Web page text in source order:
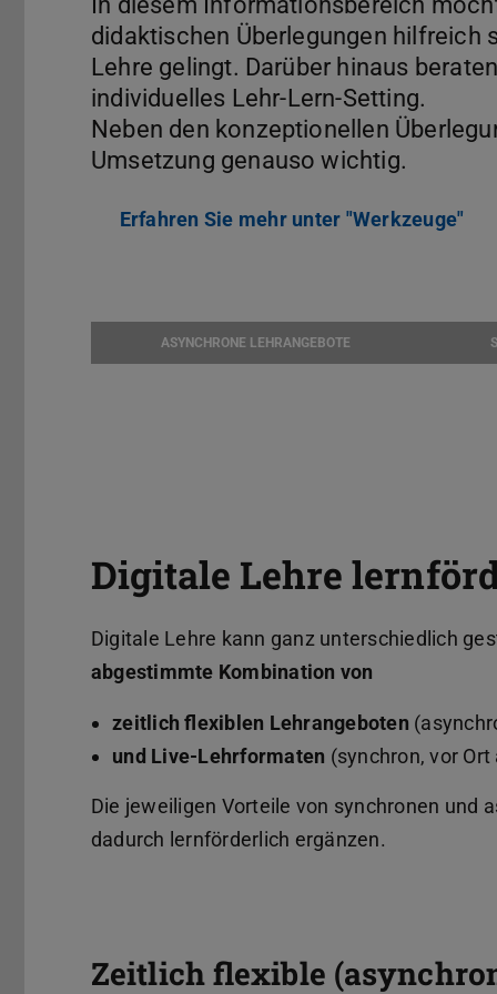
didaktischen Überlegungen hilfreich
Lehre gelingt. Darüber hinaus
individuelles Lehr-Lern-Setting.
Neben den konzeptionellen
Umsetzung genauso wichtig.
Erfahren Sie mehr unter "Werkzeuge"
ASYNCHRONE LEHRANGEBOTE
Digitale Lehre
Digitale Lehre kann ganz unterschiedlich
abgestimmte Kombination von
zeitlich flexiblen Lehrangeboten
und Live-Lehrformaten (synchron, vor
Die jeweiligen Vorteile von synchronen und
dadurch lernförderlich ergänzen.
Zeitlich flexible